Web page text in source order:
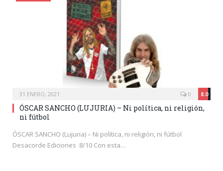
31 ENERO, 2021 8.0
0
ÓSCAR SANCHO (LUJURIA) – Ni política, ni religión,
ni fútbol
ÓSCAR SANCHO (Lujuria) – Ni política, ni religión, ni fútbol
Desacorde Ediciones 8/10 Con esta…